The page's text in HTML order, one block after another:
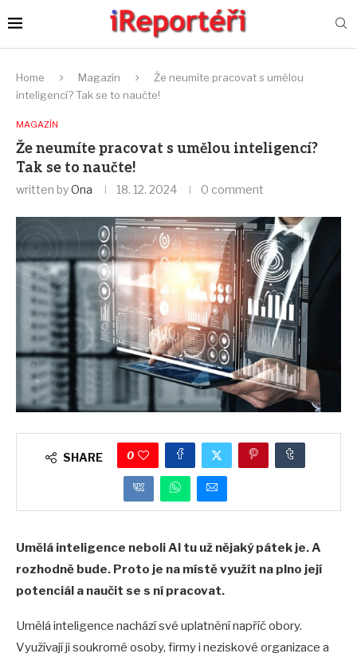
Home Magazín
Že neumíte pracovat s umělou
inteligencí? Tak se to naučte!
MAGAZÍN
Že neumíte pracovat s umělou inteligencí?
Tak se to naučte!
written byOna 18. 12. 2024 0 comment
SHARE 0
Umělá inteligence neboli AI tu už nějaký pátek je. A
rozhodně bude. Proto je na místě využít na plno její
potenciál a naučit se s ní pracovat.
Umělá inteligence nachází své uplatnění napříč obory.
Využívají ji soukromé osoby, firmy i neziskové organizace a